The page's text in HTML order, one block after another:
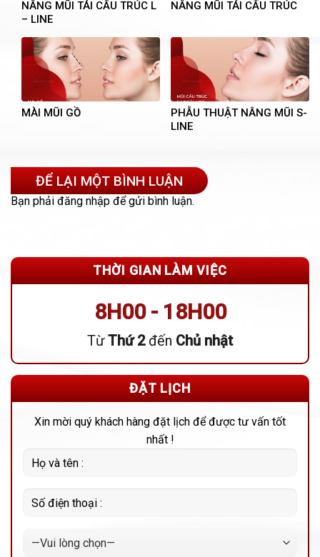
NÂNG MŨI TÁI CẤU TRÚC L
– LINE
NÂNG MŨI TÁI CẤU TRÚC
MÀI MŨI GỒ
PHẪU THUẬT NÂNG MŨI S-
LINE
ĐỂ LẠI MỘT BÌNH LUẬN
Bạn phải đăng nhập để gửi bình luận.
THỜI GIAN LÀM VIỆC
8H00 - 18H00
TừThứ 2đến Chủ nhật
ĐẶT LỊCH
Xin mời quý khách hàng đặt lịch để được tư vấn tốt
nhất !